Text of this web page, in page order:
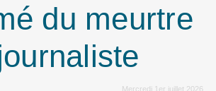
du meurtre
Mercredi 1er juillet 2026